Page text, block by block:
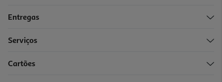
Entregas
Serviços
Cartões